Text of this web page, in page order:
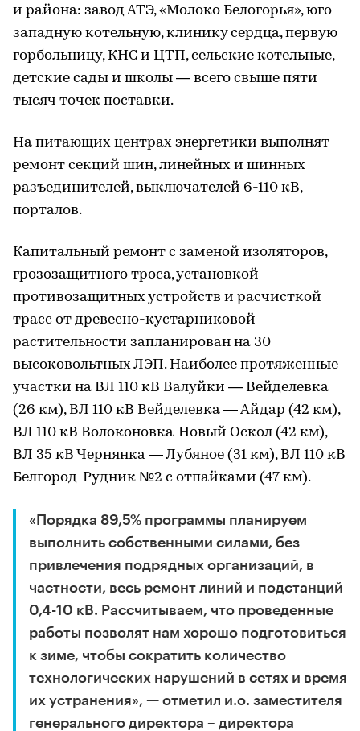
и района: завод АТЭ, «Молоко Белогорья», юго-
западную котельную, клинику сердца, первую
горбольницу, КНС и ЦТП, сельские котельные,
детские сады и школы — всего свыше пяти
тысяч точек поставки.
На питающих центрах энергетики выполнят
ремонт секций шин, линейных и шинных
разъединителей, выключателей 6-110 кВ,
порталов.
Капитальный ремонт с заменой изоляторов,
грозозащитного троса, установкой
противозащитных устройств и расчисткой
трасс от древесно-кустарниковой
растительности запланирован на 30
высоковольтных ЛЭП. Наиболее протяженные
участки на ВЛ 110 кВ Валуйки — Вейделевка
(26 км), ВЛ 110 кВ Вейделевка — Айдар (42 км),
ВЛ 110 кВ Волоконовка-Новый Оскол (42 км),
ВЛ 35 кВ Чернянка — Лубяное (31 км), ВЛ 110 кВ
Белгород-Рудник №2 с отпайками (47 км).
«Порядка 89,5% программы планируем
выполнить собственными силами, без
привлечения подрядных организаций, в
частности, весь ремонт линий и подстанций
0,4-10 кВ. Рассчитываем, что проведенные
работы позволят нам хорошо подготовиться
к зиме, чтобы сократить количество
технологических нарушений в сетях и время
их устранения», — отметил и.о. заместителя
генерального директора – директора